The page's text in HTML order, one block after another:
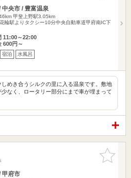
中央市 / 豊富温泉
甲斐上野駅3.05km
輪駅よりタクシー10分中央自動車道甲府南IC下
11:00～22:00
600円～
宿泊 水風呂
しめき合うシルクの里に入る温泉です。敷地
なく、ロータリー部分にまで車が埋まって
お気に入
りに追加
甲府市